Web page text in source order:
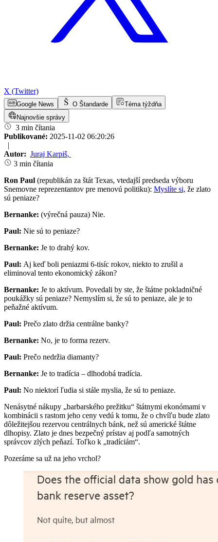
X (Twitter)
Google News O Štandarde
Téma týždňa
Najnovšie správy
3 min čítania
Publikované: 2025-11-02 06:20:26
|
Autor: Juraj Karpiš,
3 min čítania
Ron Paul (republikán za štát Texas, vtedajší predseda výboru
Snemovne reprezentantov pre menovú politiku): Myslíte si, že zlato
sú peniaze?
Bernanke: (výrečná pauza) Nie.
Paul: Nie sú to peniaze?
Bernanke: Je to drahý kov.
Paul: Aj keď boli peniazmi 6-tisíc rokov, niekto to zrušil a
eliminoval tento ekonomický zákon?
Bernanke: Je to aktívum. Povedali by ste, že štátne pokladničné
poukážky sú peniaze? Nemyslím si, že sú to peniaze, ale je to
peňažné aktívum.
Paul: Prečo zlato držia centrálne banky?
Bernanke: No, je to forma rezerv.
Paul: Prečo nedržia diamanty?
Bernanke: Je to tradícia – dlhodobá tradícia.
Paul: No niektorí ľudia si stále myslia, že sú to peniaze.
Nenásytné nákupy „barbarského prežitku“ štátnymi ekonómami v
kombinácii s rastom jeho ceny vedú k tomu, že o chvíľu bude zlato
dôležitejšou rezervou centrálnych bánk, než sú americké štátne
dlhopisy. Zlato je dnes bezpečný prístav aj podľa samotných
správcov zlých peňazí. Toľko k „tradíciám“.
Pozeráme sa už na jeho vrchol?